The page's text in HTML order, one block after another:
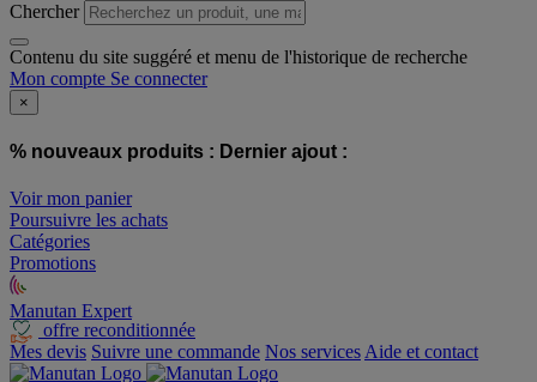
Chercher
Contenu du site suggéré et menu de l'historique de recherche
Mon compte Se connecter
×
% nouveaux produits : Dernier ajout :
Voir mon panier
Poursuivre les achats
Catégories
Promotions
Manutan Expert
offre reconditionnée
Mes devis Suivre une commande Nos services Aide et contact